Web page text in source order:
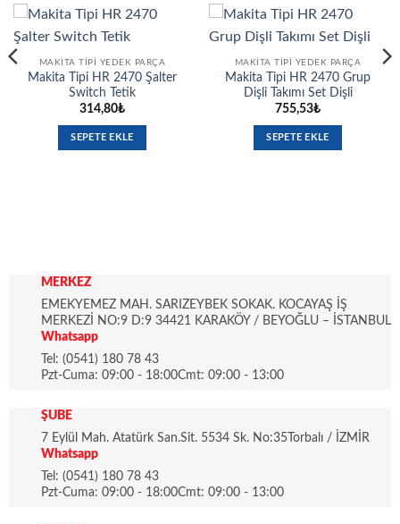
MAKITA TIPI YEDEK PARÇA
Makita Tipi HR 2470 Şalter
Switch Tetik
314,80₺
SEPETE EKLE
MAKITA TIPI YEDEK PARÇA
Makita Tipi HR 2470 Grup
Dişli Takımı Set Dişli
755,53₺
SEPETE EKLE
MERKEZ
EMEKYEMEZ MAH. SARIZEYBEK SOKAK. KOCAYAŞ İŞ
MERKEZİ NO:9 D:9 34421 KARAKÖY / BEYOĞLU – İSTANBUL
Whatsapp
Tel: (0541) 180 78 43
Pzt-Cuma: 09:00 - 18:00Cmt: 09:00 - 13:00
ŞUBE
7 Eylül Mah. Atatürk San.Sit. 5534 Sk. No:35Torbalı / İZMİR
Whatsapp
Tel: (0541) 180 78 43
Pzt-Cuma: 09:00 - 18:00Cmt: 09:00 - 13:00